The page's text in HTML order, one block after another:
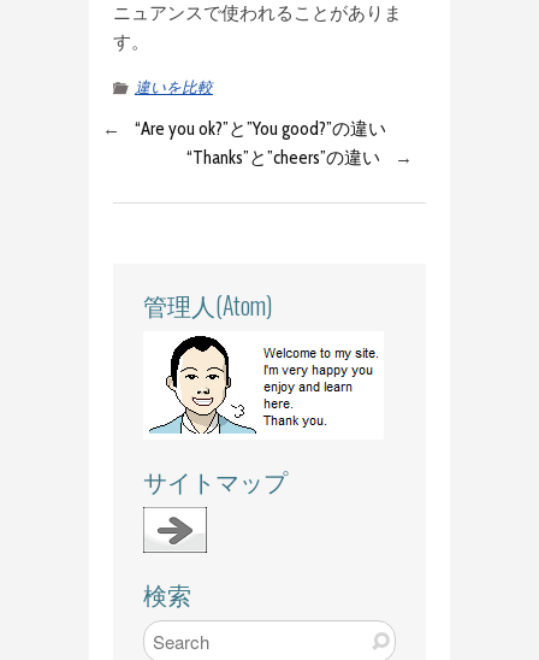
ニュアンスで使われることがありま
す。
違いを比較
←
“Are you ok?”と”You good?”の違い
“Thanks”と”cheers”の違い
→
管理人(Atom)
サイトマップ
検索